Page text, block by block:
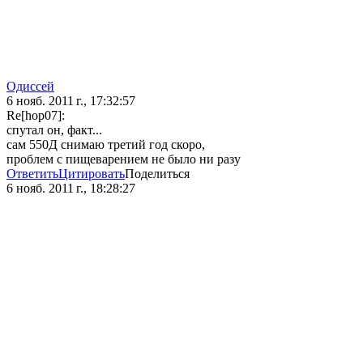
Одиссей
6 нояб. 2011 г., 17:32:57
Re[hop07]:
спутал он, факт...
сам 550Д снимаю третий год скоро,
проблем с пищеварением не было ни разу
ОтветитьЦитироватьПоделиться
6 нояб. 2011 г., 18:28:27